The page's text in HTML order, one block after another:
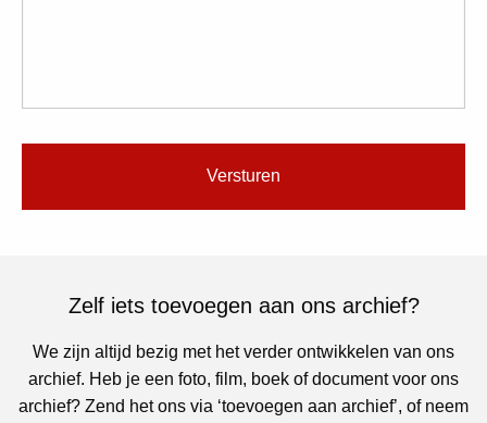
Zelf iets toevoegen aan ons archief?
We zijn altijd bezig met het verder ontwikkelen van ons
archief. Heb je een foto, film, boek of document voor ons
archief? Zend het ons via ‘toevoegen aan archief’, of neem